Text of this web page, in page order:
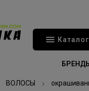
Каталог
БРЕНДЫ
ВОЛОСЫ